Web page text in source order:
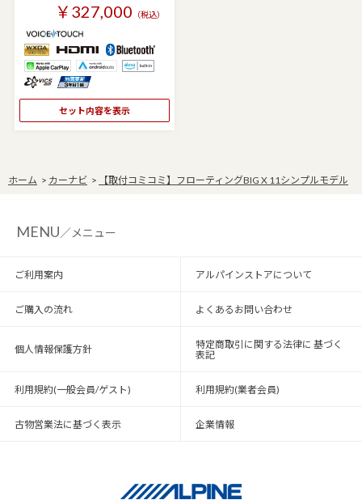
￥327,000 （税込）
セット内容を表示
ホーム > カーナビ > 【取付コミコミ】フローティングBIG X 11シンプルモデル
MENU／メニュー
ご利用案内 アルパインストアについて
ご購入の流れ よくあるお問い合わせ
個人情報保護方針
特定商取引に関する法律に 基づく
表記
利用規約(一般会員/ゲスト) 利用規約(業者会員)
古物営業法に基づく表示 企業情報